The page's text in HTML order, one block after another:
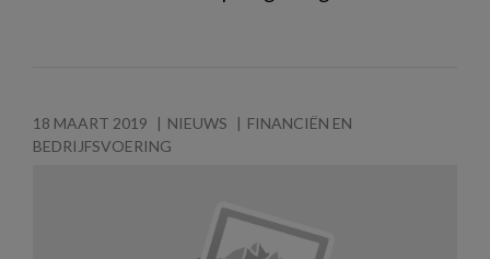
18 MAART 2019 NIEUWS
FINANCIËN EN
BEDRIJFSVOERING